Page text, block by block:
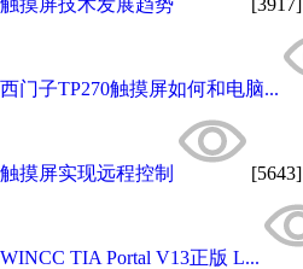
触摸屏技术发展趋势 [3917]
西门子TP270触摸屏如何和电脑...
触摸屏实现远程控制 [5643]
WINCC TIA Portal V13正版 L...